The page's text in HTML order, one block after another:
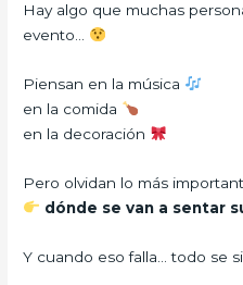
Hay algo que muchas
evento…
Piensan en la música
en la comida
en la decoración
Pero olvidan lo más
dónde se van a sentar
Y cuando eso falla… todo se